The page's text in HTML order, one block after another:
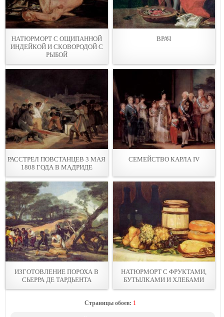
НАТЮРМОРТ С ОЩИПАННОЙ
ИНДЕЙКОЙ И СКОВОРОДОЙ С
РЫБОЙ
ВРАЧ
РАССТРЕЛ ПОВСТАНЦЕВ 3 МАЯ
1808 ГОДА В МАДРИДЕ
СЕМЕЙСТВО КАРЛА IV
ИЗГОТОВЛЕНИЕ ПОРОХА В
СЬЕРРА ДЕ ТАРДЬЕНТА
НАТЮРМОРТ С ФРУКТАМИ,
БУТЫЛКАМИ И ХЛЕБАМИ
Страницы обоев: 1